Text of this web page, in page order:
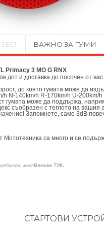
ВАЖНО ЗА ГУМИ
Primacy 3 MO G RNX
дот и доставка до посочен от
до която гумата може да
h N-140km/h R-170km/h U-200km/
гумата може да поддържа,
съобразен с теглото на вашия
Запомнете, само 3dB
Мототехника са много и се
моляВлезте ТУК
СТАРТОВИ